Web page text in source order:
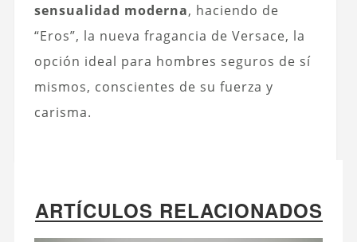
sensualidad moderna, haciendo de
“Eros”, la nueva fragancia de Versace, la
opción ideal para hombres seguros de sí
mismos, conscientes de su fuerza y
carisma.
ARTÍCULOS RELACIONADOS